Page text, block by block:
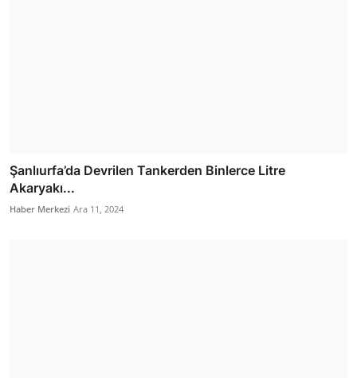
Şanlıurfa’da Devrilen Tankerden Binlerce Litre
Akaryakı...
Haber Merkezi Ara 11, 2024